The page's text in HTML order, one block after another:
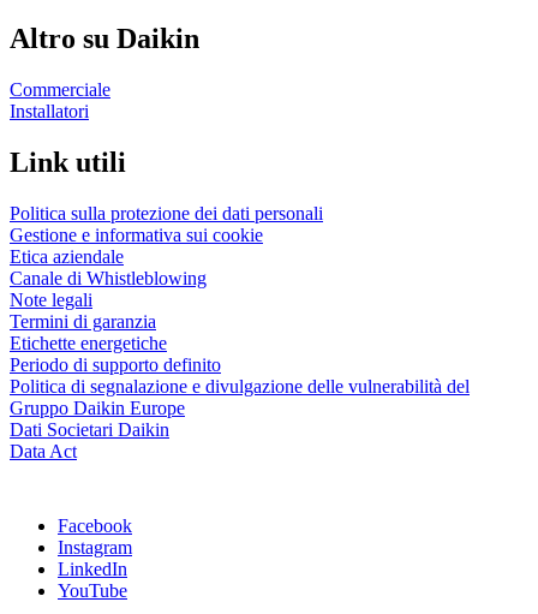
Altro su Daikin
Commerciale
Installatori
Link utili
Politica sulla protezione dei dati personali
Gestione e informativa sui cookie
Etica aziendale
Canale di Whistleblowing
Note legali
Termini di garanzia
Etichette energetiche
Periodo di supporto definito
Politica di segnalazione e divulgazione delle vulnerabilità del
Gruppo Daikin Europe
Dati Societari Daikin
Data Act
Facebook
Instagram
LinkedIn
YouTube